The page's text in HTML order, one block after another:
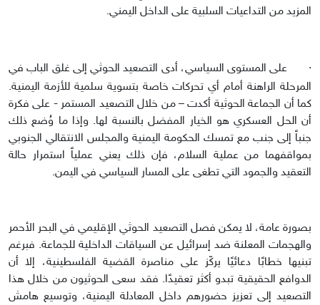
المزيد من التداعيات السلبية على الداخل اليمني.
·
على المستوى السياسي، أدى التصعيد الحوثي إلى غلق الباب في
المرحلة الراهنة أمام أي تحركات خاصة بتسوية سلمية للأزمة اليمنية.
كما أن الجماعة الحوثية أكدت – من خلال التصعيد المستمر - على فكرة
أن الحل العسكري هو الخيار المفضل بالنسبة لها. وإذا ما وُضع ذلك
جنباً إلى جنب مع تمسك الحكومة اليمنية والمجلس الانتقالي الجنوبي
بمواقفهما من عملية السلام، فإن ذلك يعني عملياً استمرار حالة
التعقيد والجمود التي تطغى على المسار السياسي في اليمن.
بصورة عامة، لا يمكن فصل التصعيد الحوثي الإقليمي في البحر الأحمر
والهجمات المعلنة ضد إسرائيل عن السياقات الداخلية للجماعة. فبرغم
تبنيها خطابًا دعائيًا يركّز على مناصرة القضية الفلسطينية، إلا أن
الدوافع الحقيقية تبدو أكثر تعقيدًا. فقد سعى الحوثيون من خلال هذا
التصعيد إلى تعزيز حضورهم داخل المعادلة اليمنية، وتوسيع هامش